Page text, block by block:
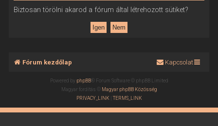
Biztosan törölni akarod a fórum által létrehozott sütiket?
Fórum kezdőlap Kapcsolat
Powered by phpBB® Forum Software © phpBB Limited
Magyar fordítás © Magyar phpBB Közösség
PRIVACY_LINK |TERMS_LINK